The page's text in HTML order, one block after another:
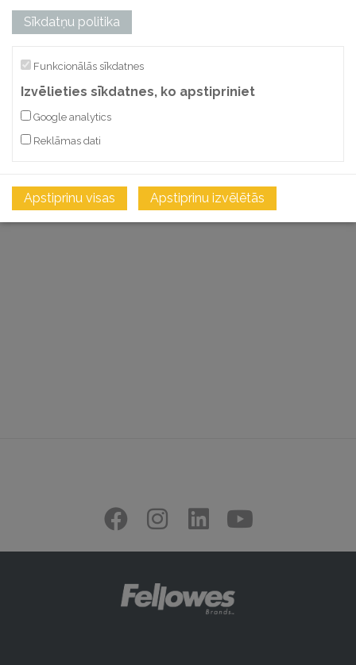
Sīkdatņu politika
Funkcionālās sīkdatnes
Izvēlieties sīkdatnes, ko apstipriniet
Google analytics
Reklāmas dati
Apstiprinu visas Apstiprinu izvēlētās